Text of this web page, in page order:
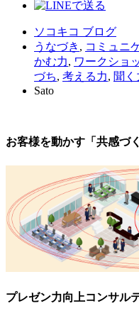
ソコキコ ブログ
うなづき , コミュニ
かむ力, ワークショ
づち, 考える力, 聞く
Sato
お客様を動かす「共感づ
プレゼン力向上コンサル